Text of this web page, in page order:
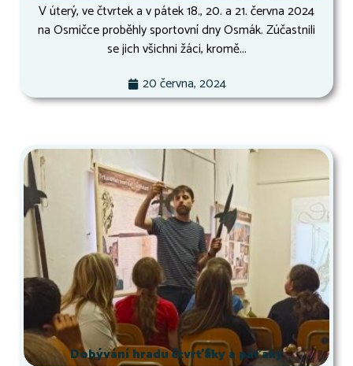
V úterý, ve čtvrtek a v pátek 18., 20. a 21. června 2024
na Osmičce proběhly sportovní dny Osmák. Zúčastnili
se jich všichni žáci, kromě...
20 června, 2024
Dobývání hradu čtvrťáky a páťáky